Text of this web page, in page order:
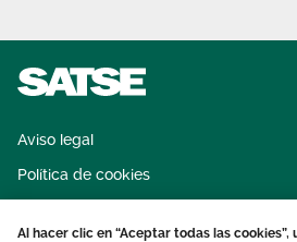
Aviso legal
Política de cookies
Al hacer clic en “Aceptar todas las